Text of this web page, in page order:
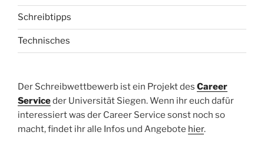
Schreibtipps
Technisches
Der Schreibwettbewerb ist ein Projekt des Career
Serviceder Universität Siegen. Wenn ihr euch dafür
interessiert was der Career Service sonst noch so
macht, findet ihr alle Infos und Angebote hier.